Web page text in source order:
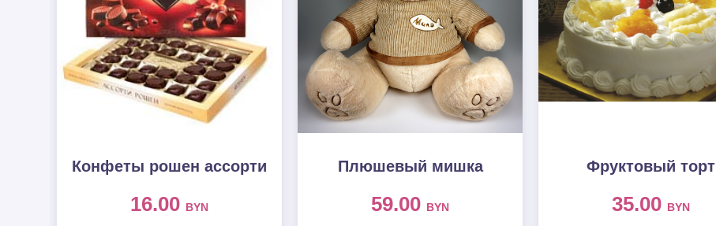
Конфеты рошен ассорти
16.00 BYN
Плюшевый мишка
59.00 BYN
Фруктовый торт
35.00 BYN